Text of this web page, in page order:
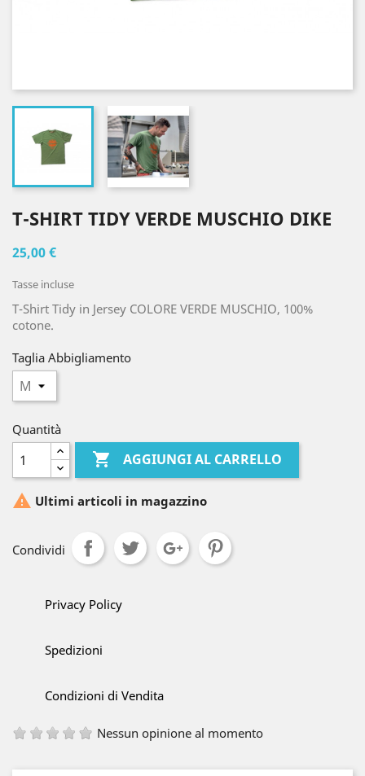
T-SHIRT TIDY VERDE MUSCHIO DIKE
25,00 €
Tasse incluse
T-Shirt Tidy in Jersey COLORE VERDE MUSCHIO, 100%
cotone.
Taglia Abbigliamento
Quantità
 AGGIUNGI AL CARRELLO
 Ultimi articoli in magazzino
Condividi
Privacy Policy
Spedizioni
Condizioni di Vendita
Nessun opinione al momento